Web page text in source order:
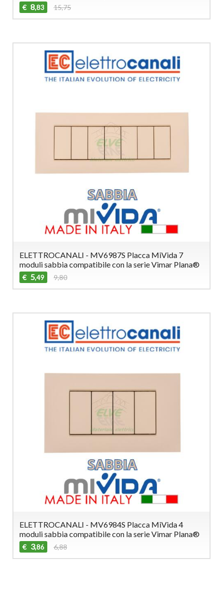
€ 8,83 15,75
ELETTROCANALI - MV6987S Placca MiVida 7
moduli sabbia compatibile con la serie Vimar Plana®
€ 5,49 9,80
ELETTROCANALI - MV6984S Placca MiVida 4
moduli sabbia compatibile con la serie Vimar Plana®
€ 3,86 6,88